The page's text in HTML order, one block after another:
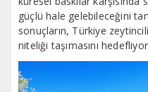
güçlü hale gelebileceğini
sonuçların, Türkiye
niteliği taşımasını